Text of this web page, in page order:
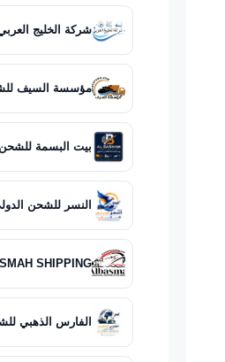
شركة الخليج
مؤسسة السيف
بيت البسمة
النسر للشحن
SHIPPING
الفارس الذهبي